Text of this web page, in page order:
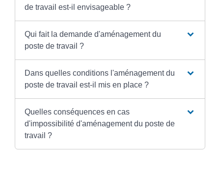
de travail est-il envisageable ?
Qui fait la demande d'aménagement du
poste de travail ?
Dans quelles conditions l'aménagement du
poste de travail est-il mis en place ?
Quelles conséquences en cas
d'impossibilité d'aménagement du poste de
travail ?